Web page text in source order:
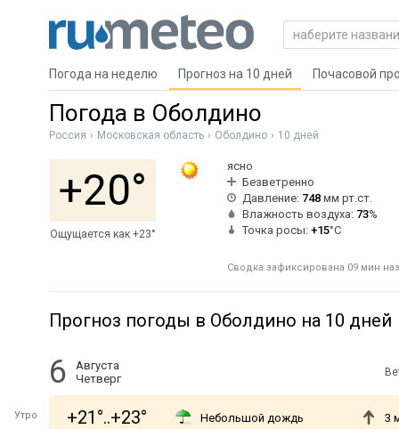
Погода на неделю Прогноз на 10 дней Почасовой
Погода в Оболдино
Россия Московская область Оболдино 10 дней
+20°
Ощущается как +23°
ясно
Безветренно
Давление: 748 мм рт.ст.
Влажность воздуха: 73%
Точка росы: +15°C
Сводка зафиксирована 09 мин
Прогноз погоды в Оболдино на 10 дней
6
Августа
Четверг
Утро +21°..+23° Небольшой дождь 3